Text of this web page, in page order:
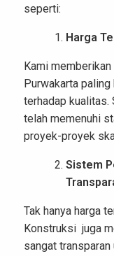
seperti:
Harga
Kami
Purwakarta paling
terhadap kualitas.
telah memenuhi
proyek-proyek
Sistem
Tak hanya harga
Konstruksi juga
sangat